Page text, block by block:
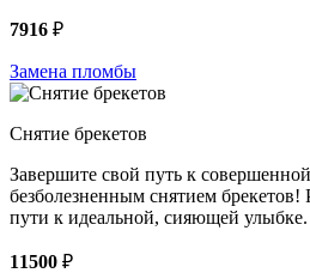
7916 ₽
Замена пломбы
Снятие брекетов
Завершите свой путь к
безболезненным снятием брекетов!
пути к идеальной, сияющей улыбке.
11500 ₽